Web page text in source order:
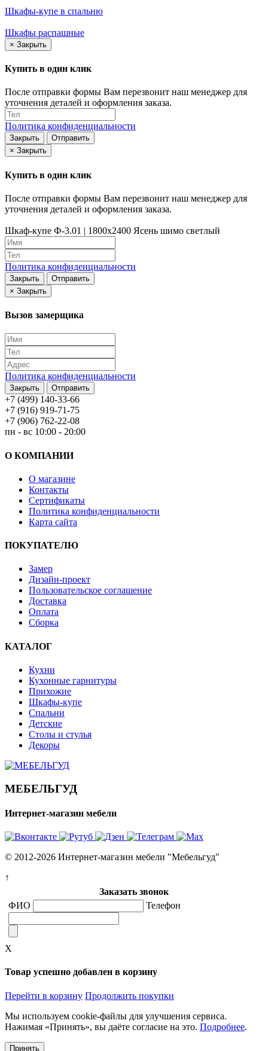
Шкафы-купе в спальню
Шкафы распашные
× Закрыть
Купить в один клик
После отправки формы Вам перезвонит наш менеджер для
уточнения деталей и оформления заказа.
Политика конфиденциальности
Закрыть
Отправить
× Закрыть
Купить в один клик
После отправки формы Вам перезвонит наш менеджер для
уточнения деталей и оформления заказа.
Шкаф-купе Ф-3.01 | 1800x2400 Ясень шимо светлый
Политика конфиденциальности
Закрыть
Отправить
× Закрыть
Вызов замерщика
Политика конфиденциальности
Закрыть Отправить
+7 (499) 140-33-66
+7 (916) 919-71-75
+7 (906) 762-22-08
пн - вс 10:00 - 20:00
О КОМПАНИИ
О магазине
Контакты
Сертификаты
Политика конфиденциальности
Карта сайта
ПОКУПАТЕЛЮ
Замер
Дизайн-проект
Пользовательское соглашение
Доставка
Оплата
Сборка
КАТАЛОГ
Кухни
Кухонные гарнитуры
Прихожие
Шкафы-купе
Спальни
Детские
Столы и стулья
Декоры
МЕБЕЛЬГУД
Интернет-магазин мебели
© 2012-2026 Интернет-магазин мебели "Мебельгуд"
↑
Заказать звонок
ФИО
Телефон
X
Товар успешно добавлен в корзину
Перейти в корзину Продолжить покупки
Мы используем cookie-файлы для улучшения сервиса.
Нажимая «Принять», вы даёте согласие на это. Подробнее.
Принять